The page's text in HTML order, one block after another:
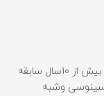
پرشین اینورتر بزرگترین مرجع اینورتر در ایران، با بیش از 10سال سابقه
سینوسی وشبه